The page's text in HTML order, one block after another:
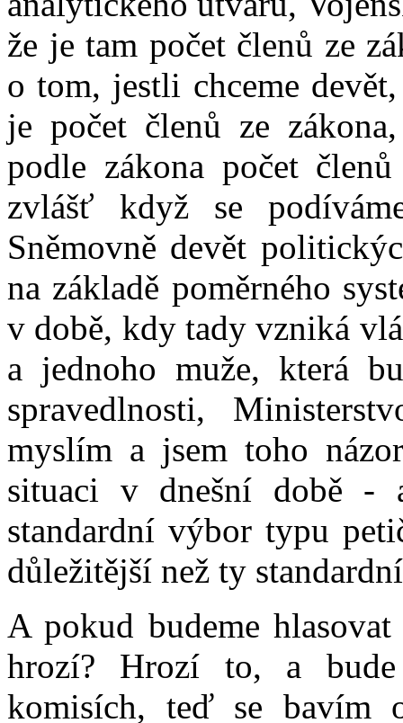
že je tam počet členů ze
o tom, jestli chceme
je počet členů ze
podle zákona počet
zvlášť když se
Sněmovně devět
na základě poměrného
v době, kdy tady vzniká
a jednoho muže, která
spravedlnosti,
myslím a jsem toho
situaci v dnešní době -
standardní výbor typu
důležitější než ty
A pokud budeme
hrozí? Hrozí to, a
komisích, teď se bavím